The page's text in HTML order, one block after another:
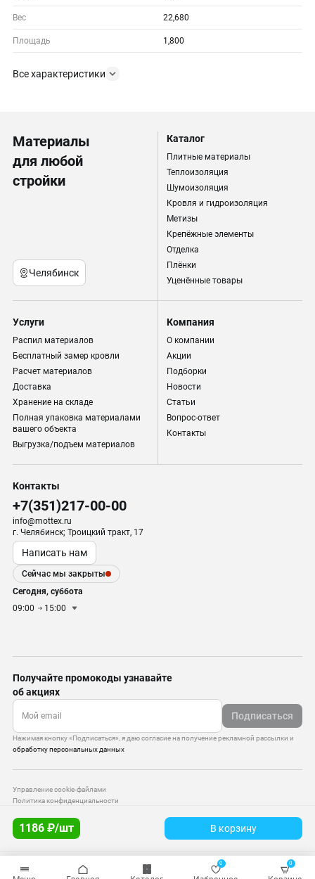
1186 ₽/шт В корзину
Вес 22,680
Площадь 1,800
Все характеристики
Материалы
для любой
стройки
Челябинск
Каталог
Плитные материалы
Теплоизоляция
Шумоизоляция
Кровля и гидроизоляция
Метизы
Крепёжные элементы
Отделка
Плёнки
Уценённые товары
Услуги
Распил материалов
Бесплатный замер кровли
Расчет материалов
Доставка
Хранение на складе
Полная упаковка материалами
вашего объекта
Выгрузка/подъем материалов
Компания
О компании
Акции
Подборки
Новости
Статьи
Вопрос-ответ
Контакты
Контакты
+7(351)217-00-00
info@mottex.ru
г. Челябинск; Троицкий тракт, 17
Написать нам
Сейчас мы закрыты
Сегодня, суббота
09:00
15:00
Получайте промокоды узнавайте
об акциях
Подписаться
Нажимая кнопку «Подписаться», я даю согласие на получение рекламной рассылки и
обработку персональных данных
Управление cookie-файлами
Политика конфиденциальности
© 2010–2026 — ООО «Моттекс»
0 0